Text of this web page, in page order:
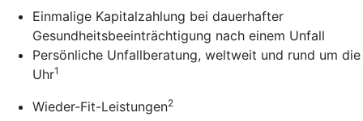
Einmalige Kapitalzahlung bei dauerhafter
Gesundheitsbeeinträchtigung nach einem Unfall
Persönliche Unfallberatung, weltweit und rund um die
Uhr1
Wieder-Fit-Leistungen2